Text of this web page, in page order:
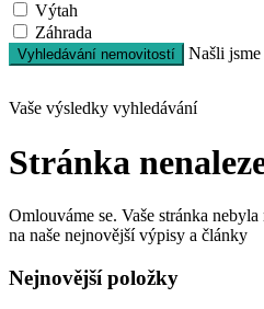
Výtah
Záhrada
Vyhledávání nemovitostí Našli
Vaše výsledky vyhledávání
Stránka
Omlouváme se. Vaše stránka
na naše nejnovější výpisy a články
Nejnovější položky